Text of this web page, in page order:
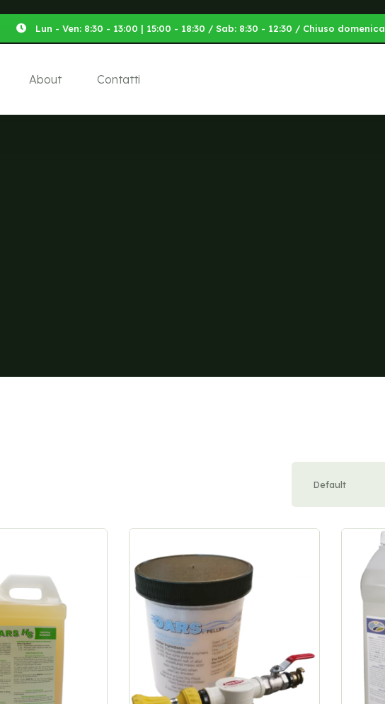
Lun - Ven: 8:30 - 13:00 | 15:00 - 18:30 / Sab: 8:30 - 12:30 / Chiuso domenica
About Contatti
Default